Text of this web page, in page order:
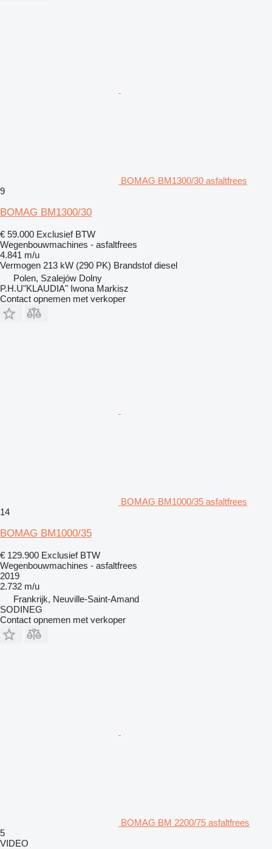
BOMAG BM1300/30 asfaltfrees
9
BOMAG BM1300/30
€ 59.000 Exclusief BTW
Wegenbouwmachines - asfaltfrees
4.841 m/u
Vermogen 213 kW (290 PK) Brandstof diesel
Polen, Szalejów Dolny
P.H.U"KLAUDIA" Iwona Markisz
Contact opnemen met verkoper
BOMAG BM1000/35 asfaltfrees
14
BOMAG BM1000/35
€ 129.900 Exclusief BTW
Wegenbouwmachines - asfaltfrees
2019
2.732 m/u
Frankrijk, Neuville-Saint-Amand
SODINEG
Contact opnemen met verkoper
BOMAG BM 2200/75 asfaltfrees
5
VIDEO